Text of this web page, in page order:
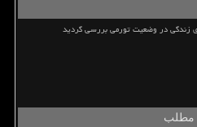
زندگی در وضعیت تورمی بررسی گردید
مطلب